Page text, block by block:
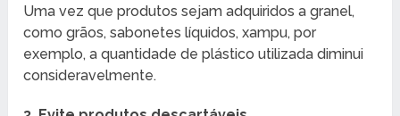
Uma vez que produtos sejam adquiridos a granel,
como grãos, sabonetes líquidos, xampu, por
exemplo, a quantidade de plástico utilizada diminui
consideravelmente.